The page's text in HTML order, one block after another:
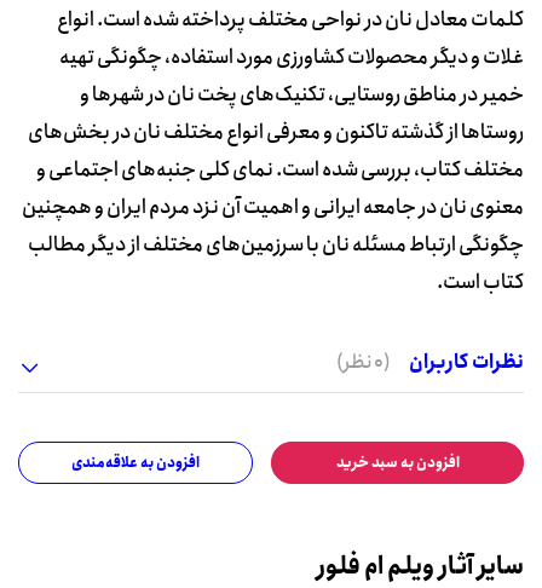
کلمات معادل نان در نواحی مختلف پرداخته شده است. انواع
غلات و دیگر محصولات کشاورزی مورد استفاده، چگونگی تهیه
خمیر در مناطق روستایی، تکنیک‌های پخت نان در شهرها و
روستاها از گذشته تاکنون و معرفی انواع مختلف نان در بخش‌های
مختلف کتاب، بررسی شده است. نمای کلی جنبه‌های اجتماعی و
معنوی نان در جامعه ایرانی و اهمیت آن نزد مردم ایران و همچنین
چگونگی ارتباط مسئله نان با سرزمین‌های مختلف از دیگر مطالب
کتاب است.
نظرات کاربران (0 نظر)
افزودن به سبد خرید افزودن به علاقه‌مندی
سایر آثار ویلم ام فلور